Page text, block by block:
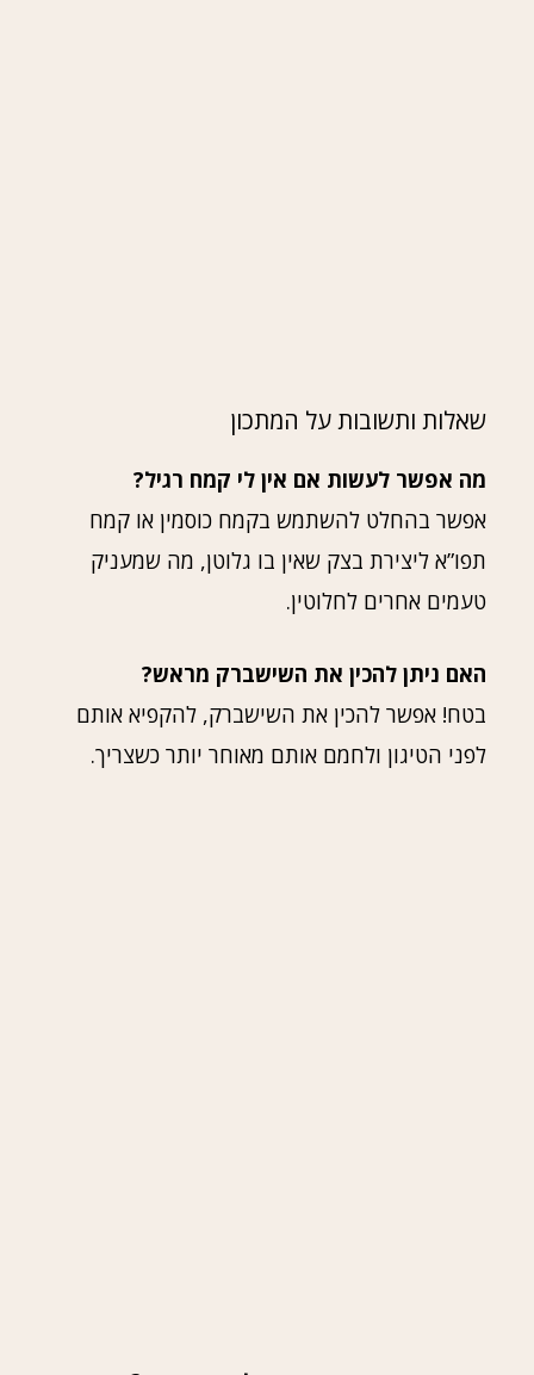
שאלות ותשובות על המתכון
מה אפשר לעשות אם אין לי קמח רגיל?
אפשר בהחלט להשתמש בקמח כוסמין או קמח
תפו”א ליצירת בצק שאין בו גלוטן, מה שמעניק
טעמים אחרים לחלוטין.
האם ניתן להכין את השישברק מראש?
בטח! אפשר להכין את השישברק, להקפיא אותם
לפני הטיגון ולחמם אותם מאוחר יותר כשצריך.